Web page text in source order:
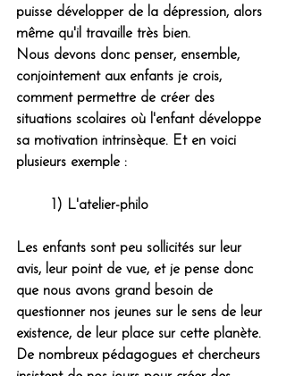
puisse développer de la dépression, alors
même qu'il travaille très bien.
Nous devons donc penser, ensemble,
conjointement aux enfants je crois,
comment permettre de créer des
situations scolaires où l'enfant développe
sa motivation intrinsèque. Et en voici
plusieurs exemple :
	1) L'atelier-philo
Les enfants sont peu sollicités sur leur
avis, leur point de vue, et je pense donc
que nous avons grand besoin de
questionner nos jeunes sur le sens de leur
existence, de leur place sur cette planète.
De nombreux pédagogues et chercheurs